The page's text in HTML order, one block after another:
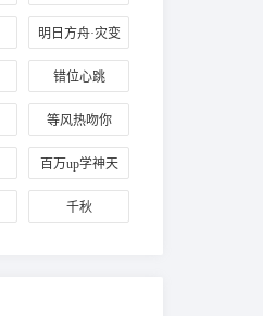
家业
明日方舟·灾变
契约
错位心跳
等风热吻你
百万up学神天
天演我
千秋